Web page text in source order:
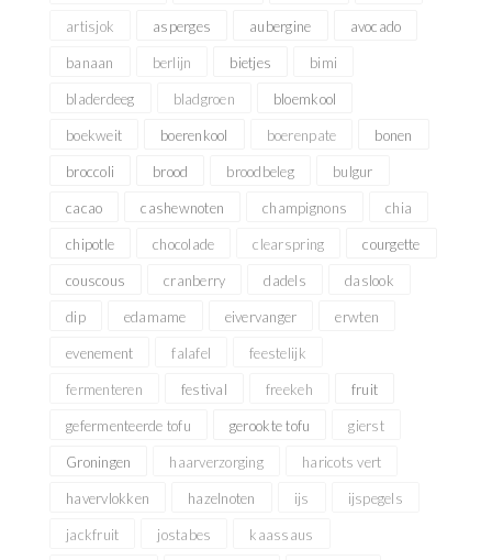
artisjok asperges aubergine avocado
banaan berlijn bietjes bimi
bladerdeeg bladgroen bloemkool
boekweit boerenkool boerenpate bonen
broccoli brood broodbeleg bulgur
cacao cashewnoten champignons chia
chipotle chocolade clearspring courgette
couscous cranberry dadels daslook
dip edamame eivervanger erwten
evenement falafel feestelijk
fermenteren festival freekeh fruit
gefermenteerde tofu gerookte tofu gierst
Groningen haarverzorging haricots vert
havervlokken hazelnoten ijs ijspegels
jackfruit jostabes kaassaus